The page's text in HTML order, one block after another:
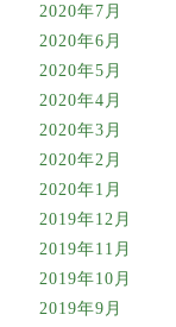
2020年7月
2020年6月
2020年5月
2020年4月
2020年3月
2020年2月
2020年1月
2019年12月
2019年11月
2019年10月
2019年9月